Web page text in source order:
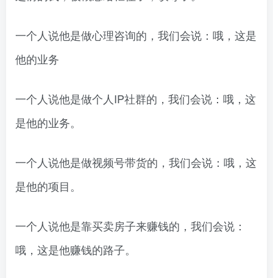
一个人说他是做心理咨询的，我们会说：哦，这是
他的业务
一个人说他是做个人IP社群的，我们会说：哦，这
是他的业务。
一个人说他是做视频号带货的，我们会说：哦，这
是他的项目。
一个人说他是靠买卖房子来赚钱的，我们会说：
哦，这是他赚钱的路子。